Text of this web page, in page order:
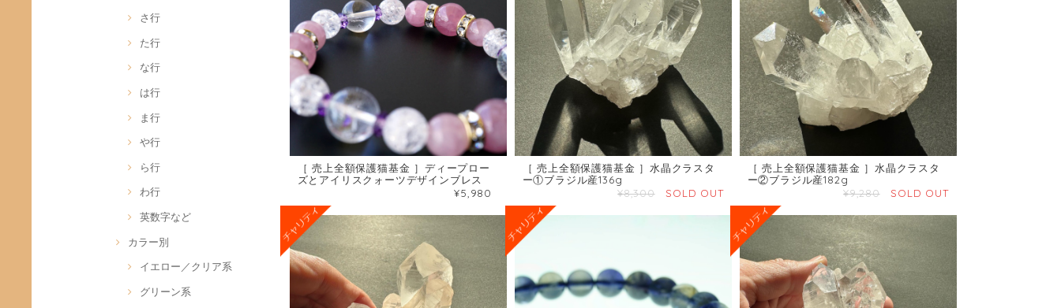
さ行
た行
な行
は行
ま行
や行
ら行
わ行
英数字など
カラー別
イエロー／クリア系
グリーン系
［ 売上全額保護猫基金 ］ディープロー
ズとアイリスクォーツデザインブレス
¥5,980
［ 売上全額保護猫基金 ］水晶クラスタ
ー①ブラジル産136g
¥8,300
SOLD OUT
［ 売上全額保護猫基金 ］水晶クラスタ
ー②ブラジル産182g
¥9,280
SOLD OUT